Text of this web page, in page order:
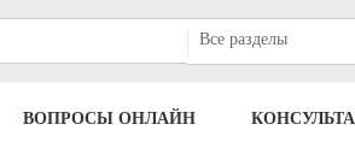
Все разделы
ВОПРОСЫ ОНЛАЙН